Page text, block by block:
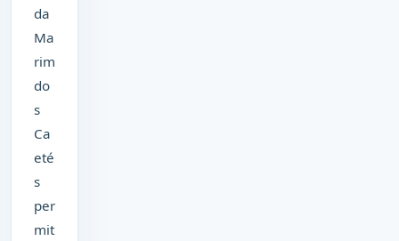
da
Ma
rim
do
s
Ca
eté
s
per
mit